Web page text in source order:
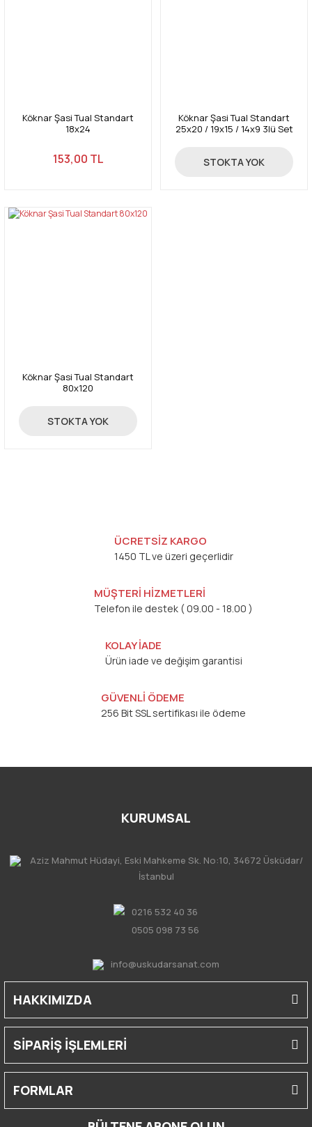
Köknar Şasi Tual Standart
18x24
153,00 TL
Köknar Şasi Tual Standart
25x20 / 19x15 / 14x9 3lü Set
150,00 TL
STOKTA YOK
Köknar Şasi Tual Standart
80x120
1.179,37 TL
STOKTA YOK
ÜCRETSİZ KARGO
1450 TL ve üzeri geçerlidir
MÜŞTERİ HİZMETLERİ
Telefon ile destek ( 09.00 - 18.00 )
KOLAY İADE
Ürün iade ve değişim garantisi
GÜVENLİ ÖDEME
256 Bit SSL sertifikası ile ödeme
KURUMSAL
Aziz Mahmut Hüdayi, Eski Mahkeme Sk. No:10, 34672 Üsküdar/
İstanbul
0216 532 40 36
0505 098 73 56
info@uskudarsanat.com
HAKKIMIZDA
SİPARİŞ İŞLEMLERİ
FORMLAR